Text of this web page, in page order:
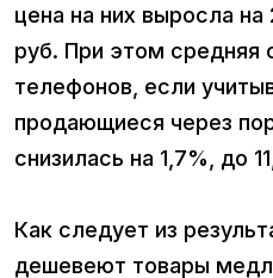
цена на них выросла
руб. При этом средняя
телефонов, если
продающиеся через
снизилась на 1,7%, до
Как следует из
дешевеют товары